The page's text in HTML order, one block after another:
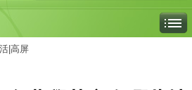
|高屏